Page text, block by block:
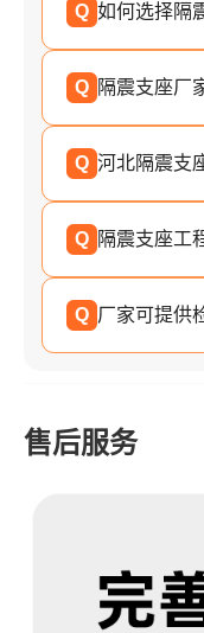
Q 如何选择隔
Q 隔震支座厂
Q 河北隔震支
Q 隔震支座工
Q 厂家可提供
售后服务